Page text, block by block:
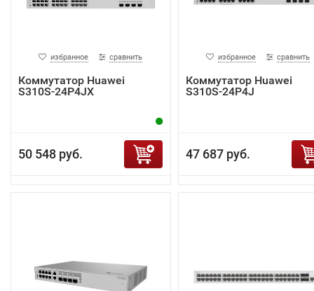
избранное сравнить
Коммутатор Huawei
S310S-24P4JX
50 548 руб.
избранное сравнить
Коммутатор Huawei
S310S-24P4J
47 687 руб.